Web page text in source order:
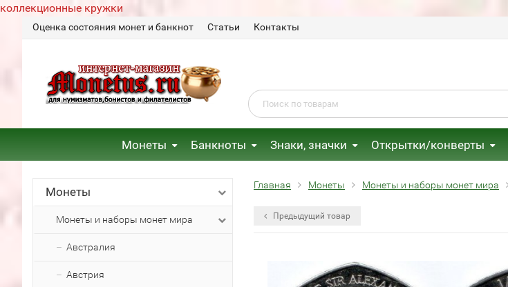
коллекционные кружки
Оценка состояния монет и банкнот Статьи Контакты
Монеты Банкноты Знаки, значки Открытки/конверты
Монеты
Монеты и наборы монет мира
Австралия
Австрия
Главная Монеты Монеты и наборы монет мира
Предыдущий товар